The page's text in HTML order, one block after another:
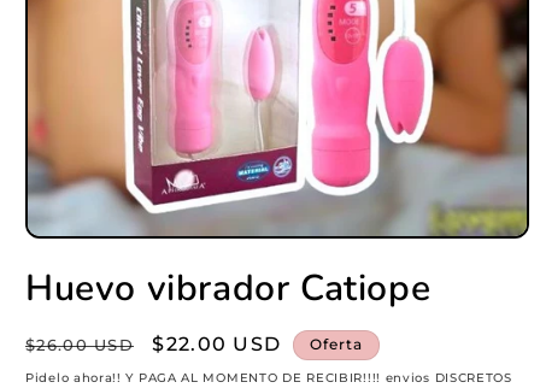
Abrir
multimedia
1
una
ventana
modal
Huevo vibrador Catiope
Precio
habitual
$26.00 USD
Precio
de
$22.00 USD Oferta
Pidelo ahora!! Y PAGA AL MOMENTO DE RECIBIR!!!! envios DISCRETOS